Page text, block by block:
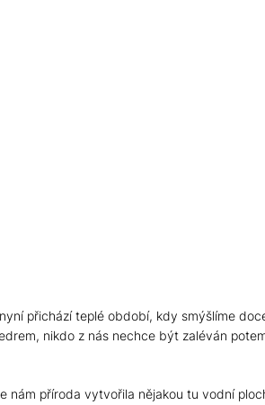
přichází teplé období, kdy smýšlíme
nikdo z nás nechce být zaléván
nám příroda vytvořila nějakou tu vodní